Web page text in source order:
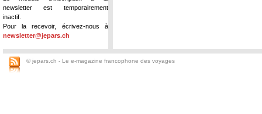
newsletter est temporairement
inactif.
Pour la recevoir, écrivez-nous à
newsletter@jepars.ch
© jepars.ch - Le e-magazine francophone des voyages